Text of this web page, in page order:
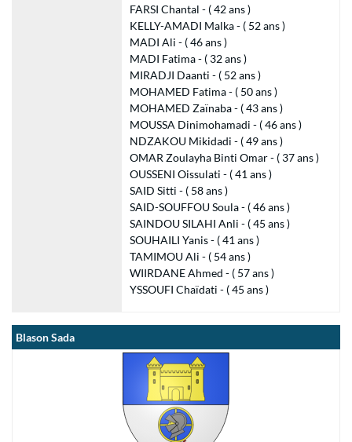
FARSI Chantal - ( 42 ans )
KELLY-AMADI Malka - ( 52 ans )
MADI Ali - ( 46 ans )
MADI Fatima - ( 32 ans )
MIRADJI Daanti - ( 52 ans )
MOHAMED Fatima - ( 50 ans )
MOHAMED Zaïnaba - ( 43 ans )
MOUSSA Dinimohamadi - ( 46 ans )
NDZAKOU Mikidadi - ( 49 ans )
OMAR Zoulayha Binti Omar - ( 37 ans )
OUSSENI Oissulati - ( 41 ans )
SAID Sitti - ( 58 ans )
SAID-SOUFFOU Soula - ( 46 ans )
SAINDOU SILAHI Anli - ( 45 ans )
SOUHAILI Yanis - ( 41 ans )
TAMIMOU Ali - ( 54 ans )
WIIRDANE Ahmed - ( 57 ans )
YSSOUFI Chaïdati - ( 45 ans )
Blason Sada